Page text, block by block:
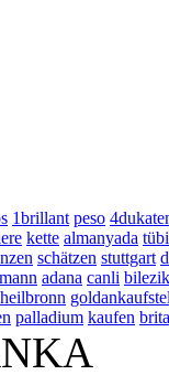
1brillant peso
kette almanyada
schätzen stuttgart
adana canli bilezik
heilbronn
palladium kaufen